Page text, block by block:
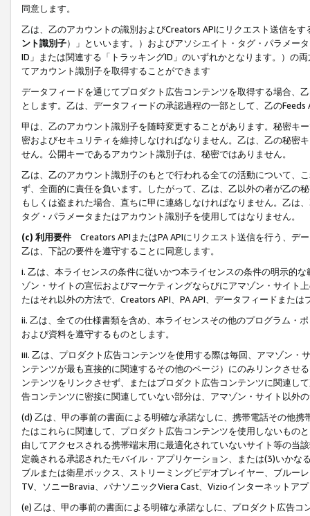
同意します。
乙は、乙のアカウントの識別およびCreators APIにリクエスト送信を
ント識別子）」といいます。）およびアソシエイト・タグ・パラメー
ID」または関連する「トラッキングID」のいずれかとなります。）の
てアカウント識別子を取得することができます
データフィードを通じてプロダクト広告コンテンツを取得する場合、
とします。乙は、データフィードの承認過程の一部として、乙の
甲は、乙のアカウント識別子を随時変更することがあります。秘密キ
密およびセキュリティを維持しなければなりません。乙は、乙の秘密
せん。公開キーであるアカウント識別子は、秘密ではありません。
乙は、乙のアカウント識別子のもとで行われる全ての活動について、
ず、全面的に責任を負います。したがって、乙は、乙以外の者が乙の
もしくは盗まれた場合、直ちに甲に連絡しなければなりません。乙は
タグ・パラメータまたはアカウント識別子を使用してはなりません。
(c) 利用要件 Creators APIまたはPA APIにリクエスト送信を行う、デ
乙は、下記の要件を遵守することに同意します。
i. 乙は、本ライセンスの条件に従いかつ本ライセンスの条件の明示的
ゾン・サイトの宣伝およびマーケティングならびにアマゾン・サイト
たはそれ以外の方法で、Creators API、PA API、データフィードまた
ii. 乙は、全ての仕様書類を含め、本ライセンスその他のプログラム・
および資料を遵守するものとします。
iii. 乙は、プロダクト広告コンテンツを使用する際は毎回、アマゾン
ンテンツが最も直接的に関連するその他のページ）にのみリンクさせ
ンテンツをリンクさせず、またはプロダクト広告コンテンツに関連し
告コンテンツに密接に関連していない部分は、アマゾン・サイト以外
(d) 乙は、甲の事前の書面による明確な承諾なしに、携帯電話その他
たはこれらに関連して、プロダクト広告コンテンツを使用しないもの
由してアクセスされる携帯端末用に最適化されていないサイト等の当
定義される承認されたモバイル・アプリケーション、または(3)いか
ブルまたは衛星ボックス、ストリーミングビデオプレイヤー、ブルー
TV、ソニーBravia、パナソニックViera Cast、Vizioインターネットア
(e) 乙は、甲の事前の書面による明確な承諾なしに、プロダクト広告